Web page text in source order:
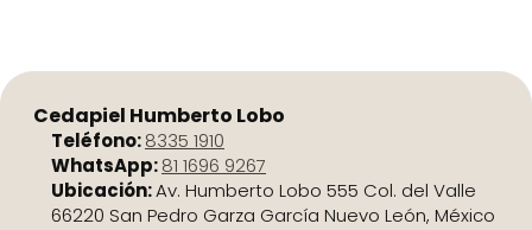
Cedapiel Humberto Lobo
Teléfono:8335 1910
WhatsApp:81 1696 9267
Ubicación:Av. Humberto Lobo 555 Col. del Valle
66220 San Pedro Garza García Nuevo León, México